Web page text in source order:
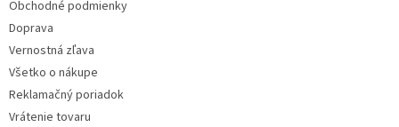
Obchodné podmienky
Doprava
Vernostná zľava
Všetko o nákupe
Reklamačný poriadok
Vrátenie tovaru